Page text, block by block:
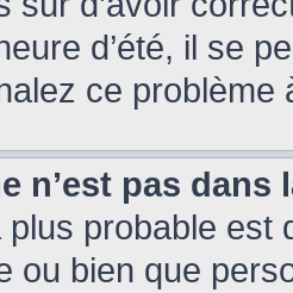
d’été, il se
ce problème
n’est pas dans
probable est
ou bien que